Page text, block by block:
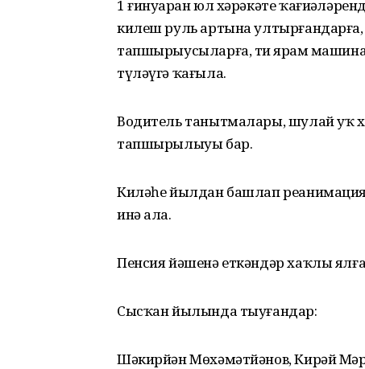
1 ғинуарҙан юл хәрәкәте
килеш руль артына
тапшырыусыларға, тиҙ ярҙам
түләүгә ҡағыла.
Водитель танытмалары, шулай уҡ
тапшырылыуы бар.
Киләһе йылдан башлап
инә ала.
Пенсия йәшенә еткәндәр хаҡлы
Сысҡан йылында тыуғандар:
Шәкирйән Мөхәмәтйәнов, Кирәй